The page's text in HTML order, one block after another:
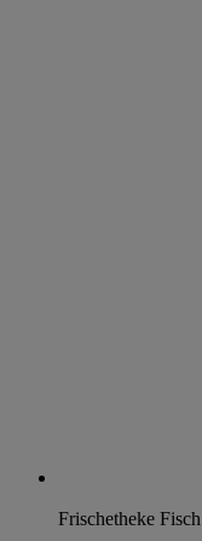
Frischetheke Fisch